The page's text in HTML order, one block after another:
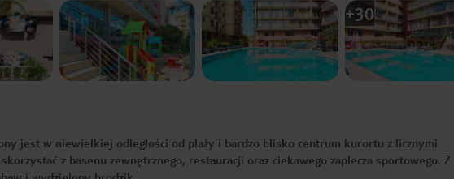
+30
jest w niewielkiej odległości od plaży i bardzo blisko centrum kurortu z licznymi
z basenu zewnętrznego, restauracji oraz ciekawego zaplecza sportowego. Z